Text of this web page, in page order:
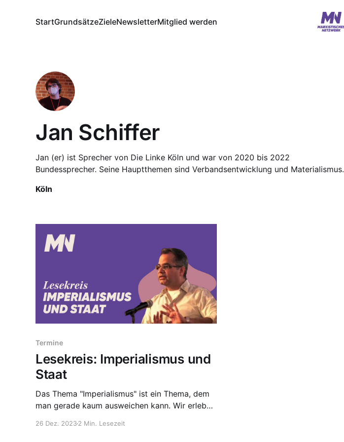
StartGrundsätzeZieleNewsletterMitglied werden
Jan Schiffer
Jan (er) ist Sprecher von Die Linke Köln und war von 2020 bis 2022
Bundessprecher. Seine Hauptthemen sind Verbandsentwicklung und Materialismus.
Köln
Termine
Lesekreis: Imperialismus und
Staat
Das Thema "Imperialismus" ist ein Thema, dem
man gerade kaum ausweichen kann. Wir erleben
26 Dez. 20232 Min. Lesezeit